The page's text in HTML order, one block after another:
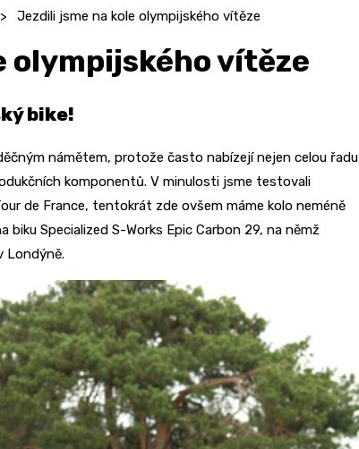
Jezdili jsme na kole olympijského vítěze
olympijského vítěze
bike!
námětem, protože často nabízejí nejen celou řadu
komponentů. V minulosti jsme testovali
de France, tentokrát zde ovšem máme kolo neméně
Specialized S-Works Epic Carbon 29, na němž
Londýně.